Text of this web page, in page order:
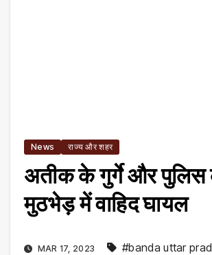
News राज्य और शहर
अतीक के गुर्गे और पुलिस
मुठभेड़ में वाहिद घायल
MAR 17, 2023 #banda uttar